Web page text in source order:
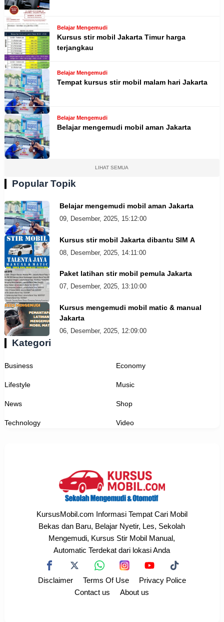
Belajar Mengemudi
Kursus stir mobil Jakarta Timur harga
terjangkau
Belajar Mengemudi
Tempat kursus stir mobil malam hari Jakarta
Belajar Mengemudi
Belajar mengemudi mobil aman Jakarta
LIHAT SEMUA
Popular Topik
Belajar mengemudi mobil aman Jakarta
09, Desember, 2025, 15:12:00
Kursus stir mobil Jakarta dibantu SIM A
08, Desember, 2025, 14:11:00
Paket latihan stir mobil pemula Jakarta
07, Desember, 2025, 13:10:00
Kursus mengemudi mobil matic & manual
Jakarta
06, Desember, 2025, 12:09:00
Kategori
Business Economy
Lifestyle Music
News Shop
Technology Video
KursusMobil.com Informasi Tempat Cari Mobil
Bekas dan Baru, Belajar Nyetir, Les, Sekolah
Mengemudi, Kursus Stir Mobil Manual,
Automatic Terdekat dari lokasi Anda
Disclaimer Terms Of Use
Privacy Police
Contact us
About us